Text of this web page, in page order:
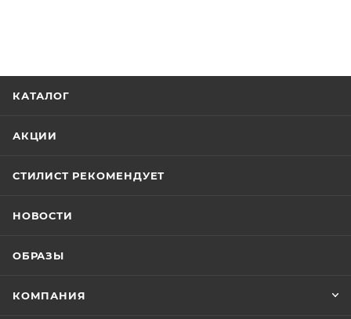
КАТАЛОГ
АКЦИИ
СТИЛИСТ РЕКОМЕНДУЕТ
НОВОСТИ
ОБРАЗЫ
КОМПАНИЯ